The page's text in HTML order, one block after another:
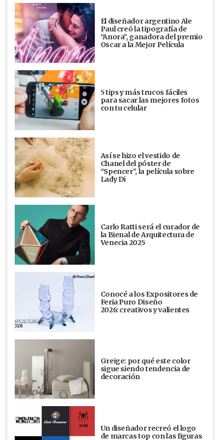
El diseñador argentino Ale
Paul creó la tipografía de
“Anora”, ganadora del premio
Oscar a la Mejor Película
5 tips y más trucos fáciles
para sacar las mejores fotos
con tu celular
Así se hizo el vestido de
Chanel del póster de
“Spencer”, la película sobre
Lady Di
Carlo Ratti será el curador de
la Bienal de Arquitectura de
Venecia 2025
Conocé a los Expositores de
Feria Puro Diseño
2026: creativos y valientes
Greige: por qué este color
sigue siendo tendencia de
decoración
Un diseñador recreó el logo
de marcas top con las figuras